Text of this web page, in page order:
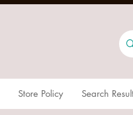
Store Policy Search